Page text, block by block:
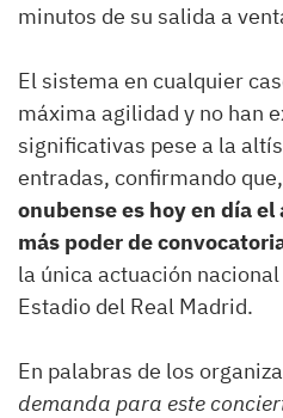
minutos de su salida a
El sistema en cualquier
máxima agilidad y no han
significativas pese a la
entradas, confirmando
onubense es hoy en día
más poder de
la única actuación
Estadio del Real Madrid.
En palabras de los
demanda para este